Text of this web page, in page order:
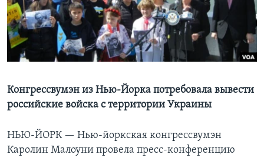
Learning English
СОЦИАЛЬНЫЕ СЕТИ
Языки
Конгрессвумэн из Нью-Йорка потребовала вывести
российские войска с территории Украины
НЬЮ-ЙОРК — Нью-йоркская конгрессвумэн
Каролин Малоуни провела пресс-конференцию